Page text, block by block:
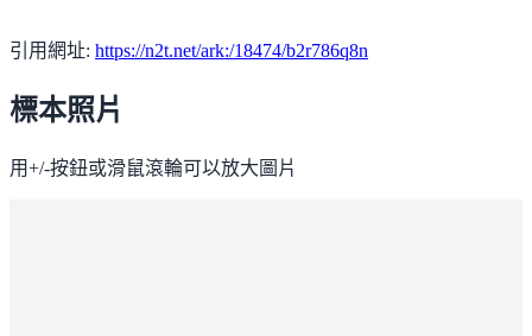
引用網址: https://n2t.net/ark:/18474/b2r786q8n
標本照片
用+/-按鈕或滑鼠滾輪可以放大圖片